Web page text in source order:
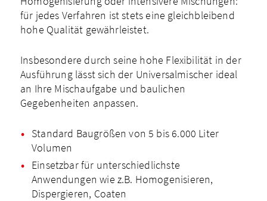
für jedes Verfahren ist stets eine gleichbleibend
hohe Qualität gewährleistet.
Insbesondere durch seine hohe Flexibilität in der
Ausführung lässt sich der Universalmischer ideal
an Ihre Mischaufgabe und baulichen
Gegebenheiten anpassen.
Standard Baugrößen von 5 bis 6.000 Liter
Volumen
Einsetzbar für unterschiedlichste
Anwendungen wie z.B. Homogenisieren,
Dispergieren, Coaten